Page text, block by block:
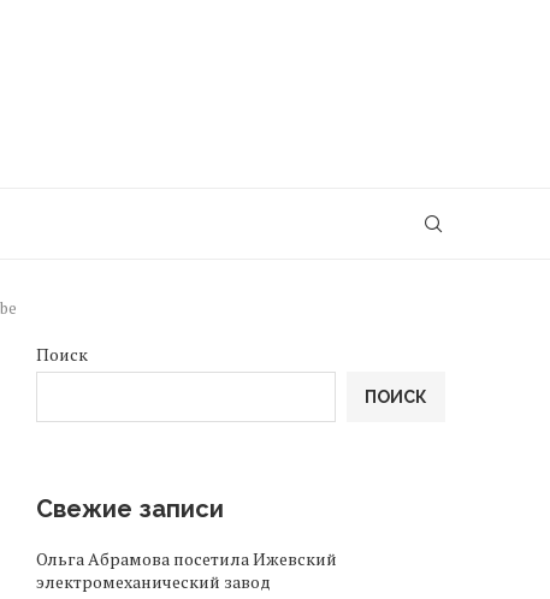
Поиск
ПОИСК
Свежие записи
Ольга Абрамова посетила Ижевский
электромеханический завод